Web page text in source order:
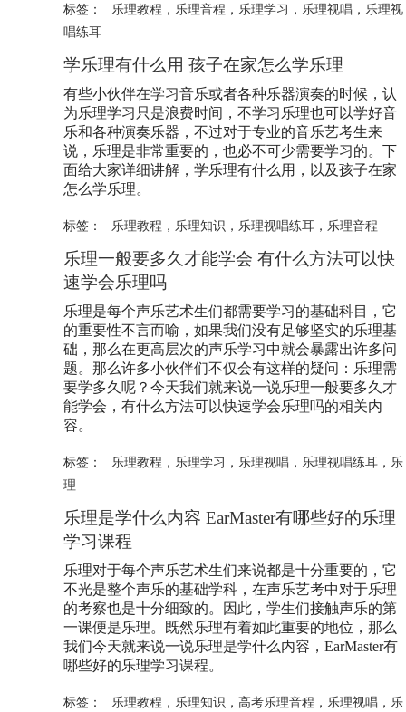
标签： 乐理教程 ， 乐理音程 ， 乐理学习 ， 乐理视唱， 乐理视
唱练耳
学乐理有什么用 孩子在家怎么学乐理
有些小伙伴在学习音乐或者各种乐器演奏的时候，认
为乐理学习只是浪费时间，不学习乐理也可以学好音
乐和各种演奏乐器，不过对于专业的音乐艺考生来
说，乐理是非常重要的，也必不可少需要学习的。下
面给大家详细讲解，学乐理有什么用，以及孩子在家
怎么学乐理。
标签： 乐理教程 ， 乐理知识 ， 乐理视唱练耳， 乐理音程
乐理一般要多久才能学会 有什么方法可以快
速学会乐理吗
乐理是每个声乐艺术生们都需要学习的基础科目，它
的重要性不言而喻，如果我们没有足够坚实的乐理基
础，那么在更高层次的声乐学习中就会暴露出许多问
题。那么许多小伙伴们不仅会有这样的疑问：乐理需
要学多久呢？今天我们就来说一说乐理一般要多久才
能学会，有什么方法可以快速学会乐理吗的相关内
容。
标签： 乐理教程 ， 乐理学习 ， 乐理视唱， 乐理视唱练耳， 乐
理
乐理是学什么内容 EarMaster有哪些好的乐理
学习课程
乐理对于每个声乐艺术生们来说都是十分重要的，它
不光是整个声乐的基础学科，在声乐艺考中对于乐理
的考察也是十分细致的。因此，学生们接触声乐的第
一课便是乐理。既然乐理有着如此重要的地位，那么
我们今天就来说一说乐理是学什么内容，EarMaster有
哪些好的乐理学习课程。
标签： 乐理教程 ， 乐理知识 ， 高考乐理音程 ， 乐理视唱， 乐